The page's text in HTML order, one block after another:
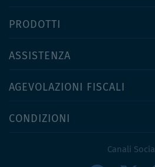
PRODOTTI
ASSISTENZA
AGEVOLAZIONI FISCALI
CONDIZIONI
Canali Social